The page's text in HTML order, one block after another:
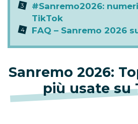
#Sanremo2026:
TikTok
FAQ – Sanremo 2026
Sanremo 2026:
più usate su